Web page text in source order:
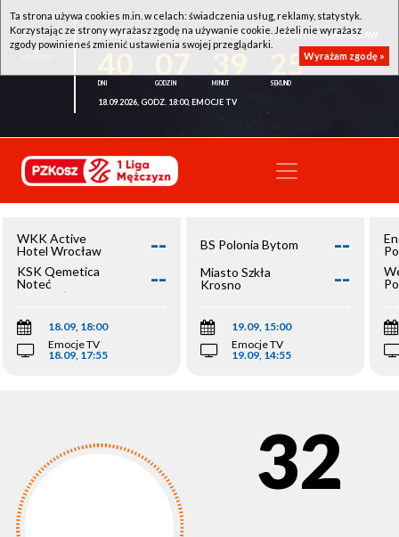
WKK ACTIVE HOTEL WROCŁAW - KSK QEMETICA NOTEĆ INOWROCŁAW
25
18.09.2026, GODZ. 18:00, EMOCJE TV
WKK Active
Hotel Wrocław
--
KSK Qemetica
Noteć
Inowrocław
--
18.09, 18:00
Emocje TV
18.09, 17:55
BS Polonia Bytom --
Miasto Szkła
Krosno
--
19.09, 15:00
Emocje TV
19.09, 14:55
32
Ta strona używa cookies m.in. w celach: świadczenia usług, reklamy, statystyk.
Korzystając ze strony wyrażasz zgodę na używanie cookie. Jeżeli nie wyrażasz
zgody powinieneś zmienić ustawienia swojej przeglądarki.
Wyrażam zgodę »